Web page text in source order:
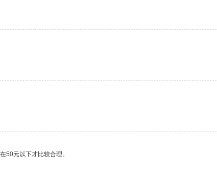
50元以下才比较合理。